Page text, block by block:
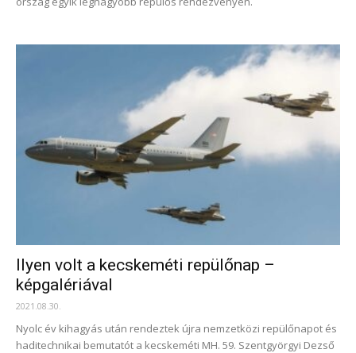
Ilyen volt a kecskeméti repülőnap –
képgalériával
2021.08.30.
Nyolc év kihagyás után rendeztek újra nemzetközi repülőnapot és
haditechnikai bemutatót a kecskeméti MH. 59. Szentgyörgyi Dezső